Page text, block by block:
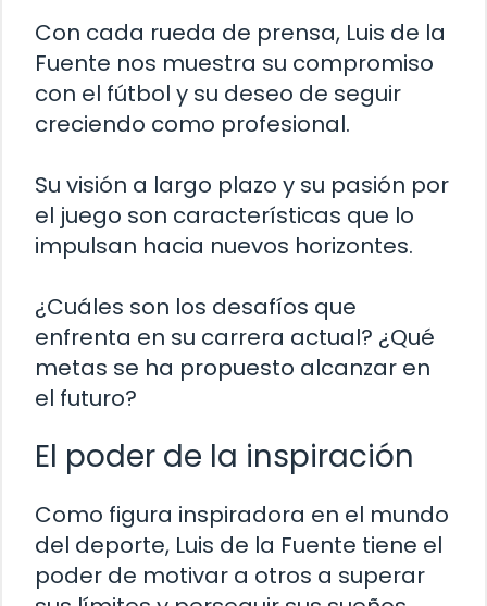
Con cada rueda de prensa, Luis de la
Fuente nos muestra su compromiso
con el fútbol y su deseo de seguir
creciendo como profesional.
Su visión a largo plazo y su pasión por
el juego son características que lo
impulsan hacia nuevos horizontes.
¿Cuáles son los desafíos que
enfrenta en su carrera actual? ¿Qué
metas se ha propuesto alcanzar en
el futuro?
El poder de la inspiración
Como figura inspiradora en el mundo
del deporte, Luis de la Fuente tiene el
poder de motivar a otros a superar